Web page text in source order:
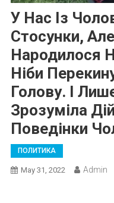
У Нас Із
Стосунки,
Народилося
Ніби
Голову. І
Зрозуміла
Поведінки
ПОЛИТИКА
May 31, 2022 Admin